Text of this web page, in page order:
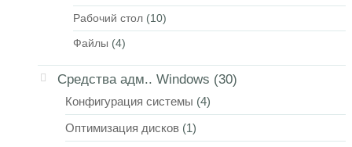
Рабочий стол (10)
Файлы (4)
Средства адм.. Windows (30)
Конфигурация системы (4)
Оптимизация дисков (1)